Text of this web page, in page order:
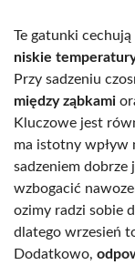
Te gatunki
niskie
Przy sadzeniu
między ząbkami
Kluczowe jest
ma istotny wpływ
sadzeniem dobrze
wzbogacić
ozimy radzi sobie
dlatego wrzesień
Dodatkowo,